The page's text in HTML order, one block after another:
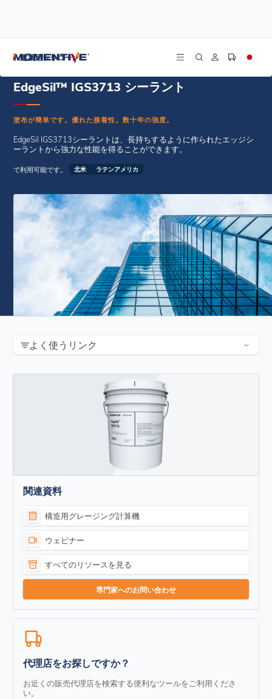
建築用シリコーン
EdgeSil™ IGS3713 シーラント
塗布が簡単です。優れた接着性。数十年の強度。
EdgeSil IGS3713シーラントは、長持ちするように作られたエッジシ
ーラントから強力な性能を得ることができます。
で利用可能です。 北米 ラテンアメリカ
よく使うリンク
関連資料
構造用グレージング計算機
ウェビナー
すべてのリソースを見る
専門家へのお問い合わせ
代理店をお探しですか？
お近くの販売代理店を検索する便利なツールをご利用くださ
い。